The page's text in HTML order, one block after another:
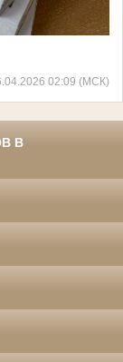
02:09 (МСК)
В